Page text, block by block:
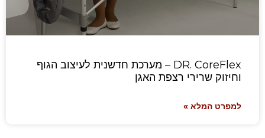
DR. CoreFlex – מערכת חדשנית לעיצוב הגוף
וחיזוק שרירי רצפת האגן
למפרט המלא »